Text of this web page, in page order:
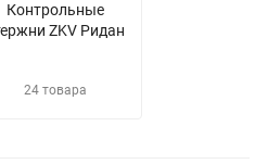
Контрольные
ZKV Ридан
24 товара